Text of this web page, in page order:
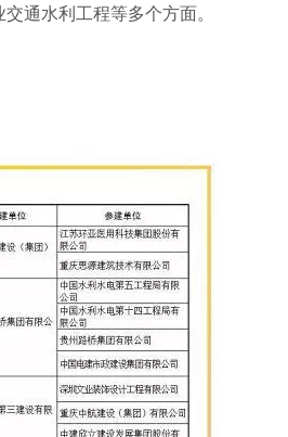
通水利工程等多个方面。